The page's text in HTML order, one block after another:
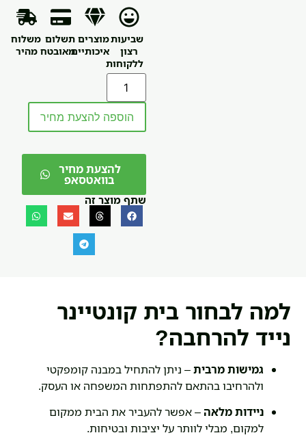
שביעות
רצון
ללקוחות
מוצרים
איכותיים
תשלום
מאובטח
משלוח
מהיר
הוספה להצעת מחיר
להצעת מחיר
בוואטסאפ
שתף מוצר זה
למה לבחור בית קונטיינר
נייד להרחבה?
גמישות מרבית– ניתן להתחיל במבנה קומפקטי
ולהרחיבו בהתאם להתפתחות המשפחה או העסק.
ניידות מלאה– אפשר להעביר את הבית ממקום
למקום, מבלי לוותר על יציבות ובטיחות.